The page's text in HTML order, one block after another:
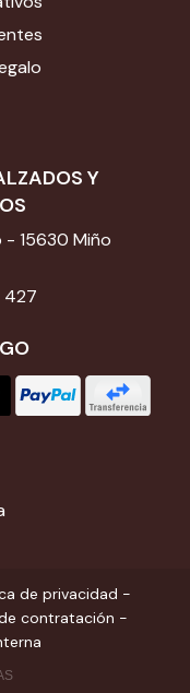
Y
- 15630 Miño
427
de privacidad -
contratación -